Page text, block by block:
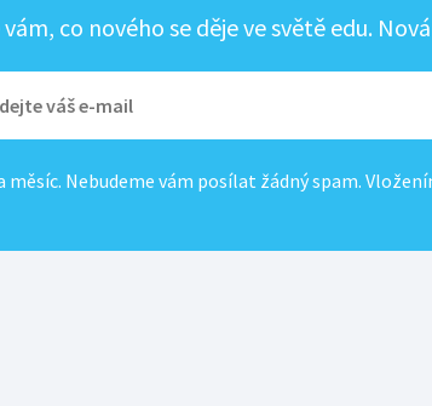
co nového se děje ve světě edu.
měsíc. Nebudeme vám posílat žádný spam.